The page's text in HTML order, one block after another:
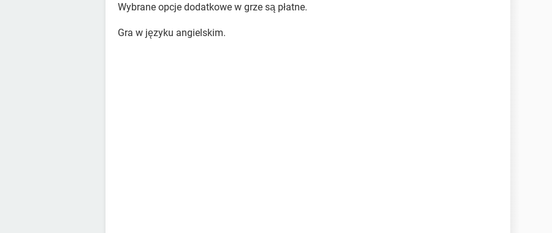
Wybrane opcje dodatkowe w grze są płatne.
Gra w języku angielskim.